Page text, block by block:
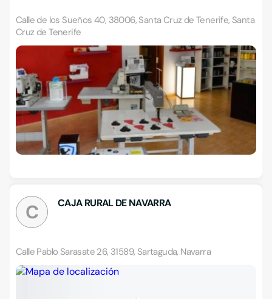
Calle de los Sueños 40, 38006, Santa Cruz de Tenerife, Santa
Cruz de Tenerife
C CAJA RURAL DE NAVARRA
Calle Pablo Sarasate 26, 31589, Sartaguda, Navarra